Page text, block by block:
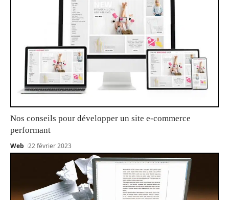
Nos conseils pour développer un site e-commerce
performant
Web 22 février 2023